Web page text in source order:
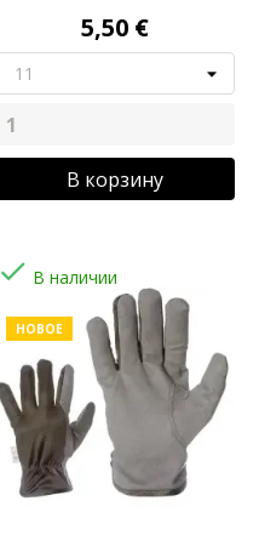
5,50 €
В корзину
 В наличии
НОВОЕ